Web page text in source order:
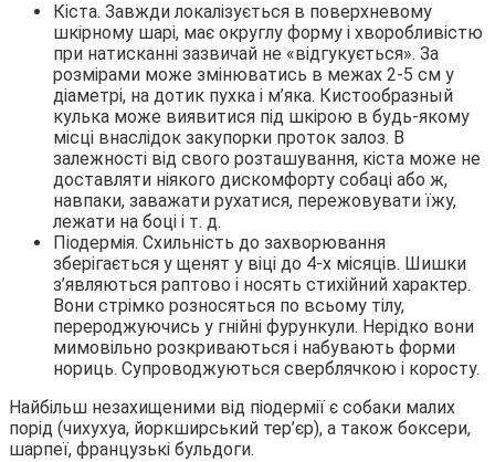
Кіста. Завжди локалізується в поверхневому
шкірному шарі, має округлу форму і хворобливістю
при натисканні зазвичай не «відгукується». За
розмірами може змінюватись в межах 2-5 см у
діаметрі, на дотик пухка і м’яка. Кистообразный
кулька може виявитися під шкірою в будь-якому
місці внаслідок закупорки проток залоз. В
залежності від свого розташування, кіста може не
доставляти ніякого дискомфорту собаці або ж,
навпаки, заважати рухатися, пережовувати їжу,
лежати на боці і т. д.
Піодермія. Схильність до захворювання
зберігається у щенят у віці до 4-х місяців. Шишки
з’являються раптово і носять стихійний характер.
Вони стрімко розносяться по всьому тілу,
перероджуючись у гнійні фурункули. Нерідко вони
мимовільно розкриваються і набувають форми
нориць. Супроводжуються сверблячкою і коросту.
Найбільш незахищеними від піодермії є собаки малих
порід (чихухуа, йоркширський тер’єр), а також боксери,
шарпеї, французькі бульдоги.